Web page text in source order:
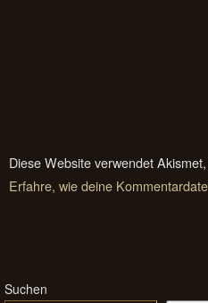
Diese Website verwendet
Erfahre, wie deine
Suchen